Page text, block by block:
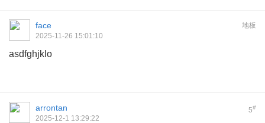
地板
face
2025-11-26 15:01:10
asdfghjklo
5#
arrontan
2025-12-1 13:29:22